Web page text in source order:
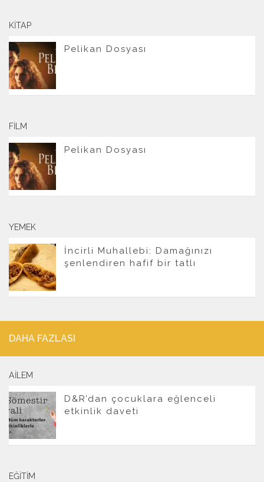
KITAP
Pelikan Dosyası
FILM
Pelikan Dosyası
YEMEK
İncirli Muhallebi: Damağınızı
şenlendiren hafif bir tatlı
DAHA FAZLASI
AILEM
D&R’dan çocuklara eğlenceli
etkinlik daveti
EĞITIM